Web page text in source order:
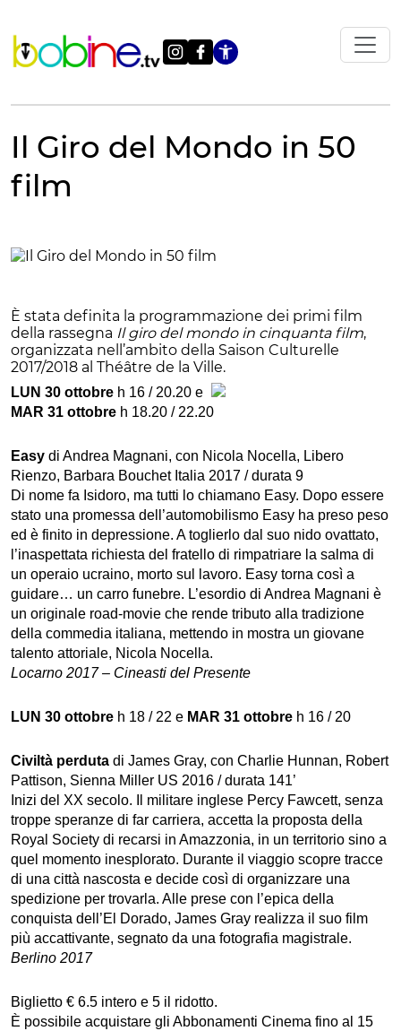
contenuto
Apri le
Il Giro del Mondo in 50
film
È stata definita la programmazione dei primi film
della rassegna Il giro del mondo in cinquanta film,
organizzata nell’ambito della Saison Culturelle
2017/2018 al Théâtre de la Ville.
LUN 30 ottobre h 16 / 20.20 e
MAR 31 ottobre h 18.20 / 22.20
Easy di Andrea Magnani, con Nicola Nocella, Libero
Rienzo, Barbara Bouchet Italia 2017 / durata 9
Di nome fa Isidoro, ma tutti lo chiamano Easy. Dopo essere
stato una promessa dell’automobilismo Easy ha preso peso
ed è finito in depressione. A toglierlo dal suo nido ovattato,
l’inaspettata richiesta del fratello di rimpatriare la salma di
un operaio ucraino, morto sul lavoro. Easy torna così a
guidare… un carro funebre. L’esordio di Andrea Magnani è
un originale road-movie che rende tributo alla tradizione
della commedia italiana, mettendo in mostra un giovane
talento attoriale, Nicola Nocella.
Locarno 2017 – Cineasti del Presente
LUN 30 ottobre h 18 / 22 e MAR 31 ottobre h 16 / 20
Civiltà perduta di James Gray, con Charlie Hunnan, Robert
Pattison, Sienna Miller US 2016 / durata 141’
Inizi del XX secolo. Il militare inglese Percy Fawcett, senza
troppe speranze di far carriera, accetta la proposta della
Royal Society di recarsi in Amazzonia, in un territorio sino a
quel momento inesplorato. Durante il viaggio scopre tracce
di una città nascosta e decide così di organizzare una
spedizione per trovarla. Alle prese con l’epica della
conquista dell’El Dorado, James Gray realizza il suo film
più accattivante, segnato da una fotografia magistrale.
Berlino 2017
Biglietto € 6.5 intero e 5 il ridotto.
È possibile acquistare gli Abbonamenti Cinema fino al 15